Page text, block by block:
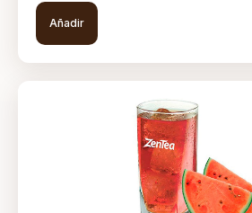
Añadir